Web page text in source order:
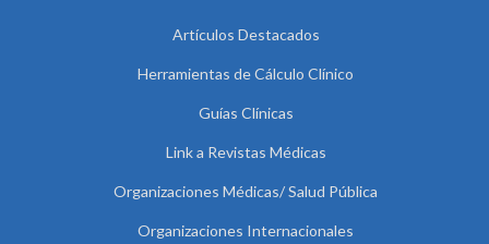
Artículos Destacados
Herramientas de Cálculo Clínico
Guías Clínicas
Link a Revistas Médicas
Organizaciones Médicas/ Salud Pública
Organizaciones Internacionales